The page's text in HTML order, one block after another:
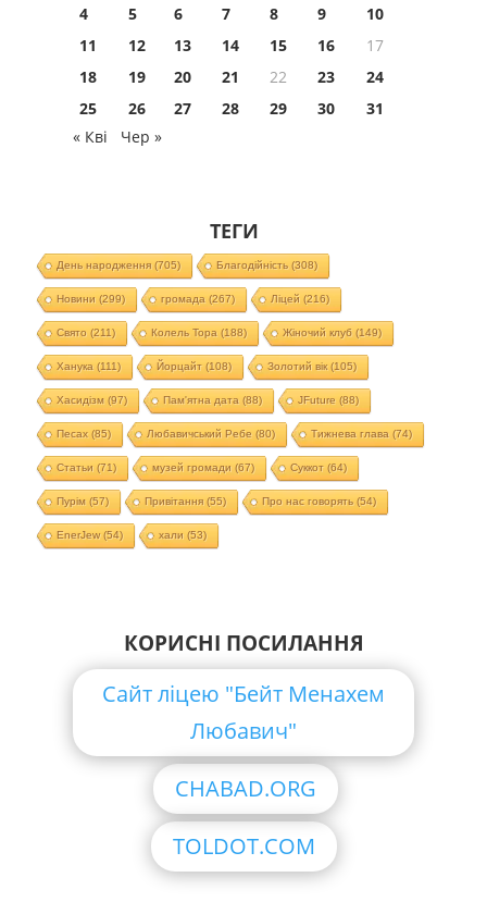
4
5 6 7 8 9
10
11
12 13 14 15 16
17
18
19 20 21 22 23
24
25
26 27 28 29 30
31
« Кві
Чер »
ТЕГИ
День народження(705) Благодійність(308)
Новини (299) громада (267) Ліцей (216)
Свято (211) Колель Тора (188) Жіночий клуб (149)
Ханука (111) Йорцайт (108) Золотий вік(105)
Хасидізм (97) Пам'ятна дата (88) JFuture (88)
Песах(85) Любавичський Ребе (80) Тижнева глава (74)
Статьи (71) музей громади (67) Суккот (64)
Пурім (57) Привітання(55) Про нас говорять(54)
EnerJew(54) хали (53)
КОРИСНІ ПОСИЛАННЯ
Сайт ліцею "Бейт Менахем
Любавич"
CHABAD.ORG
TOLDOT.COM